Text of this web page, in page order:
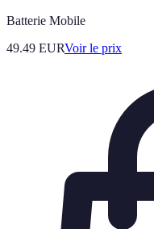
Batterie Mobile
49.49 EURVoir le prix